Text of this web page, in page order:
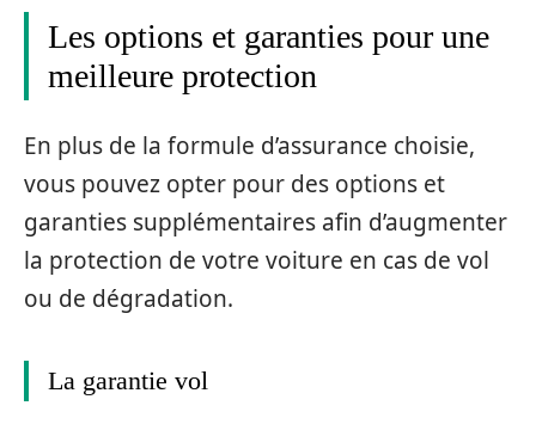
Les options et garanties pour une
meilleure protection
En plus de la formule d’assurance choisie,
vous pouvez opter pour des options et
garanties supplémentaires afin d’augmenter
la protection de votre voiture en cas de vol
ou de dégradation.
La garantie vol